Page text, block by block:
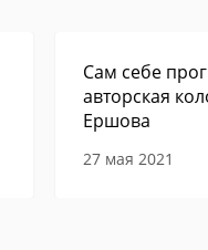
Сам себе
авторская
Ершова
27 мая 2021